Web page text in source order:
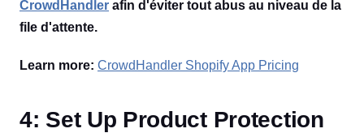
CrowdHandler afin d'éviter tout abus au niveau de la
file d'attente.
Learn more: CrowdHandler Shopify App Pricing
4: Set Up Product Protection